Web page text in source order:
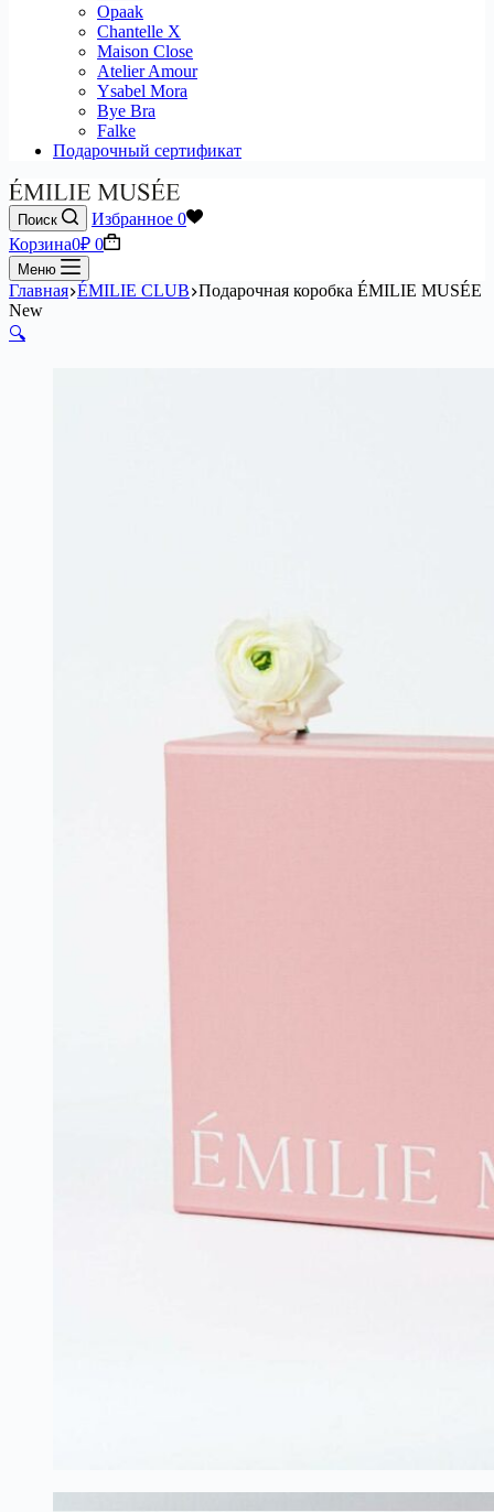
Opaak
Chantelle X
Maison Close
Atelier Amour
Ysabel Mora
Bye Bra
Falke
Подарочный сертификат
Поиск Избранное 0
Корзина0₽ 0
Меню
Главная ÉMILIE CLUB Подарочная коробка ÉMILIE MUSÉE
New
🔍